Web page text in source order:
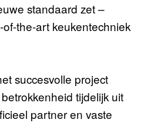
standaard zet –
the-art keukentechniek
succesvolle project
tijdelijk uit
partner en vaste